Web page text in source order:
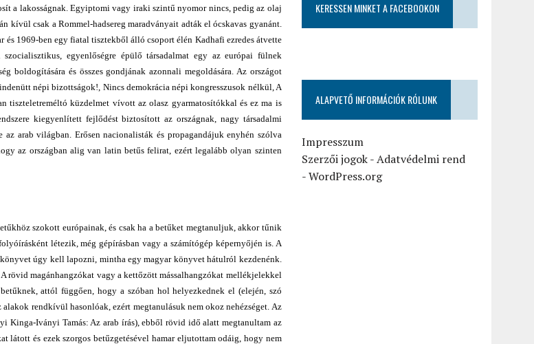
a lakosságnak. Egyiptomi vagy iraki szintű nyomor nincs, pedig az olaj
csak a Rommel-hadsereg maradványait adták el ócskavas gyanánt.
1969-ben egy fiatal tisztekből álló csoport élén Kadhafi ezredes átvette
egyenlőségre épülő társadalmat egy az európai fülnek
és összes gondjának azonnali megoldására. Az országot
népi bizottságok!, Nincs demokrácia népi kongresszusok nélkül, A
tiszteletreméltó küzdelmet vívott az olasz gyarmatosítókkal és ez ma is
kiegyenlített fejlődést biztosított az országnak, nagy társadalmi
arab világban. Erősen nacionalisták és propagandájuk enyhén szólva
az országban alig van latin betűs felirat, ezért legalább olyan szinten
szokott európainak, és csak ha a betűket megtanuljuk, akkor tűnik
létezik, még gépírásban vagy a számítógép képernyőjén is. A
úgy kell lapozni, mintha egy magyar könyvet hátulról kezdenénk.
rövid magánhangzókat vagy a kettőzött mássalhangzókat mellékjelekkel
attól függően, hogy a szóban hol helyezkednek el (elején, szó
rendkívül hasonlóak, ezért megtanulásuk nem okoz nehézséget. Az
Kinga-Iványi Tamás: Az arab írás), ebből rövid idő alatt megtanultam az
és ezek szorgos betűzgetésével hamar eljutottam odáig, hogy nem
KERESSEN MINKET A FACEBOOKON
ALAPVETŐ INFORMÁCIÓK RÓLUNK
Impresszum
Szerzői jogok-Adatvédelmi rend
-WordPress.org